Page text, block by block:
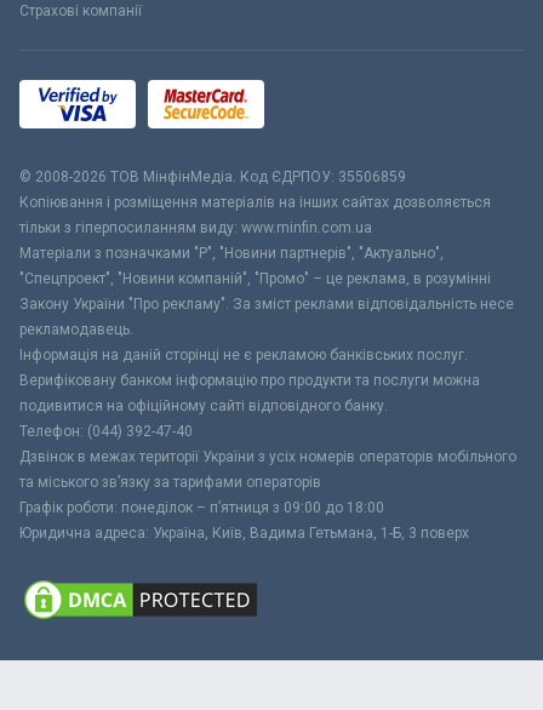
Страхові компанії
© 2008-2026 ТОВ МiнфiнМедiа. Код ЄДРПОУ: 35506859
Копіювання і розміщення матеріалів на інших сайтах дозволяється
тільки з гіперпосиланням виду: www.minfin.com.ua
Матеріали з позначками "Р", "Новини партнерів", "Актуально",
"Спецпроект", "Новини компаній", "Промо" – це реклама, в розумінні
Закону України "Про рекламу". За зміст реклами відповідальність несе
рекламодавець.
Інформація на даній сторінці не є рекламою банківських послуг.
Верифіковану банком інформацію про продукти та послуги можна
подивитися на офіційному сайті відповідного банку.
Телефон: (044) 392-47-40
Дзвінок в межах території України з усіх номерів операторів мобільного
та міського зв’язку за тарифами операторів
Графік роботи: понеділок – п’ятниця з 09:00 до 18:00
Юридична адреса: Україна, Київ, Вадима Гетьмана, 1-Б, 3 поверх